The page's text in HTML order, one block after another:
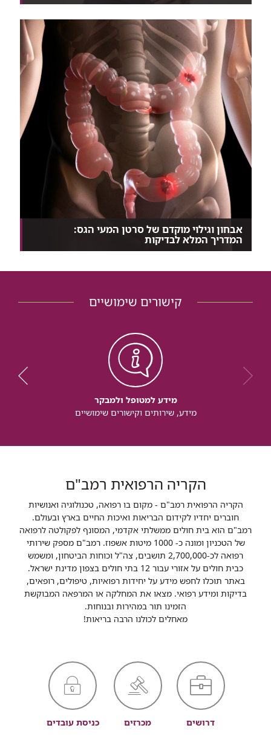
כמעט עשרה אחוז מכל הישראלים סובלים במהלך חייהם
מכי...
אבחון וגילוי מוקדם של סרטן המעי הגס:
המדריך המלא לבדיקות
סרטן המעי הגס הוא אחד מסוגי הסרטן המאובחנים
קישורים שימושיים
מידע למטופל ולמבקר
מידע, שירותים וקישורים שימושיים
הקריה הרפואית רמב"ם
הקריה הרפואית רמב"ם - מקום בו רפואה, טכנולוגיה ואנושיות
חוברים יחדיו לקידום הבריאות ואיכות החיים בארץ ובעולם.
רמב"ם הוא בית חולים ממשלתי אקדמי, המסונף לפקולטה לרפואה
של הטכניון ומונה כ- 1000 מיטות אשפוז. רמב"ם מספק שירותי
רפואה לכ-2,700,000 תושבים, צה"ל וכוחות הביטחון, ומשמש
כבית חולים על אזורי עבור 12 בתי חולים בצפון מדינת ישראל.
באתר תוכלו לחפש מידע על יחידות רפואיות, טיפולים, רופאים,
בדיקות ומידע רפואי. מצאו את המחלקה או המרפאה המבוקשת
הזמינו תור במהירות ובנוחות.
מאחלים לכולנו הרבה בריאות!
דרושים מכרזים כניסת עובדים